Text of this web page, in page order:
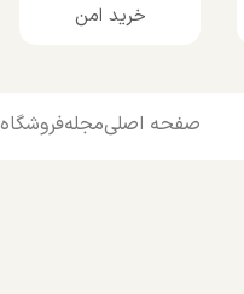
خرید امن
صفحه اصلیمجلهفروشگاه